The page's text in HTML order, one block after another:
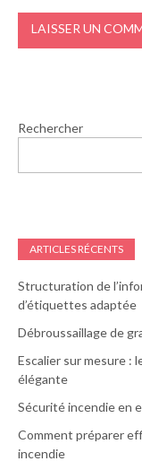
Rechercher
ARTICLES RÉCENTS
Structuration de
d’étiquettes adaptée
Débroussaillage de
Escalier sur mesure :
élégante
Sécurité incendie en
Comment préparer
incendie